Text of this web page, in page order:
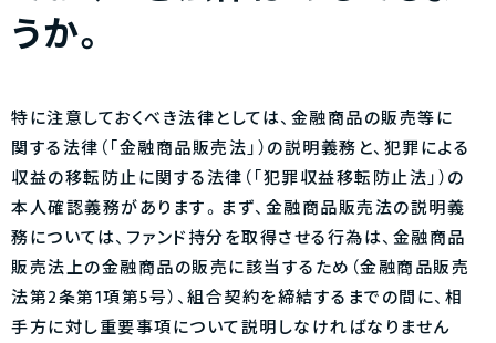
うか。
特に注意しておくべき法律としては、金融商品の販売等に
関する法律（「金融商品販売法」）の説明義務と、犯罪による
収益の移転防止に関する法律（「犯罪収益移転防止法」）の
本人確認義務があります。まず、金融商品販売法の説明義
務については、ファンド持分を取得させる行為は、金融商品
販売法上の金融商品の販売に該当するため（金融商品販売
法第2条第1項第5号）、組合契約を締結するまでの間に、相
手方に対し重要事項について説明しなければなりません